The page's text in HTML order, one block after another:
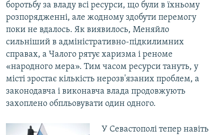
боротьбу за владу всі ресурси, що були в їхньому
розпорядженні, але жодному здобути перемогу
поки не вдалось. Як виявилось, Меняйло
сильніший в адміністративно-підкилимних
справах, а Чалого рятує харизма і реноме
«народного мера». Тим часом ресурси тануть, у
місті зростає кількість нерозв'язаних проблем, а
законодавча і виконавча влада продовжують
захоплено обпльовувати один одного.
У Севастополі тепер навіть